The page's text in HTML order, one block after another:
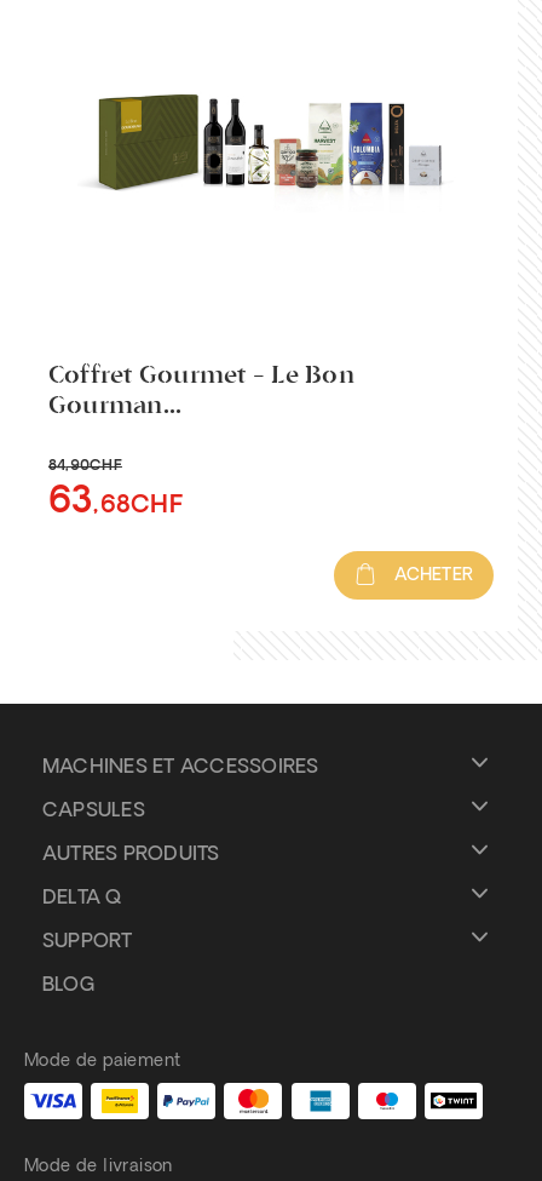
Coffret Gourmet - Le Bon
Gourman...
84,90CHF
63,68CHF
ACHETER
MACHINES ET ACCESSOIRES
CAPSULES
AUTRES PRODUITS
DELTA Q
SUPPORT
BLOG
Mode de paiement
Mode de livraison